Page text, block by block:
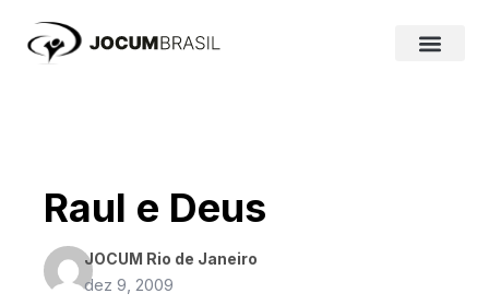
para
Raul e Deus
JOCUM Rio de Janeiro
dez 9, 2009